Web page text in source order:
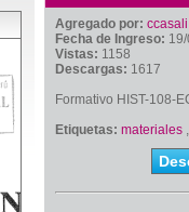
Agregado por: ccasali
Fecha de Ingreso:
Vistas: 1158
Descargas: 1617
Formativo HIST-108-
Etiquetas: materiales ,